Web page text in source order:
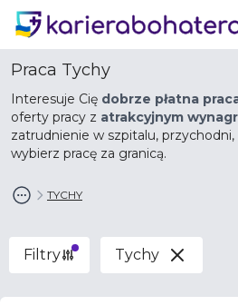
Praca Tychy
Interesuje Cię dobrze płatna
oferty pracy z atrakcyjnym
zatrudnienie w szpitalu,
wybierz pracę za granicą.
TYCHY
Filtry Tychy